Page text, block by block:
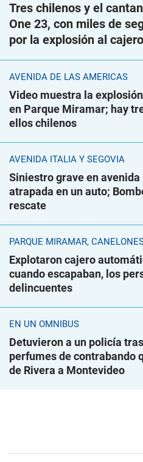
Tres chilenos y el
One 23, con miles de
por la explosión al cajero
AVENIDA DE LAS AMÉRICAS
Video muestra la
en Parque Miramar; hay
ellos chilenos
AVENIDA ITALIA Y SEGOVIA
Siniestro grave en
atrapada en un auto;
rescate
PARQUE MIRAMAR,
Explotaron cajero
cuando escapaban, los
delincuentes
EN UN ÓMNIBUS
Detuvieron a un policía
perfumes de contrabando
de Rivera a Montevideo